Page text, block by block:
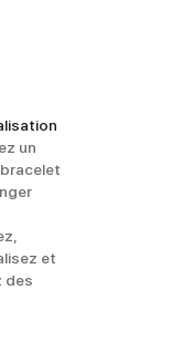
un
et
des